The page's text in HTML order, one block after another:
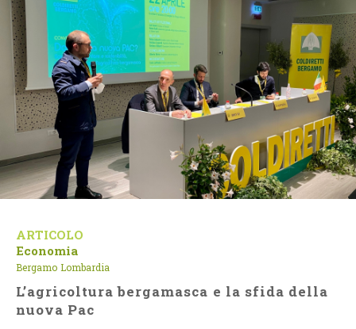
ARTICOLO
Economia
Bergamo Lombardia
L’agricoltura bergamasca e la sfida della
nuova Pac